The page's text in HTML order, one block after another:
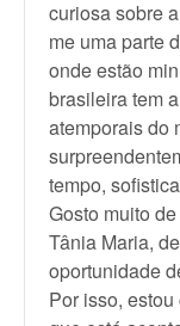
curiosa sobre
me uma parte
onde estão
brasileira tem
atemporais do
tempo,
Gosto muito
Tânia Maria,
oportunidade
Por isso,